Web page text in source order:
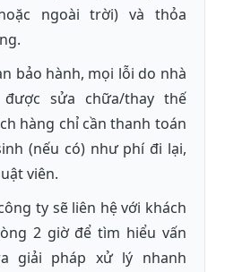
ngoài trời) và thỏa
bảo hành, mọi lỗi do nhà
sửa chữa/thay thế
hàng chỉ cần thanh toán
(nếu có) như phí đi lại,
viên.
ty sẽ liên hệ với khách
2 giờ để tìm hiểu vấn
giải pháp xử lý nhanh